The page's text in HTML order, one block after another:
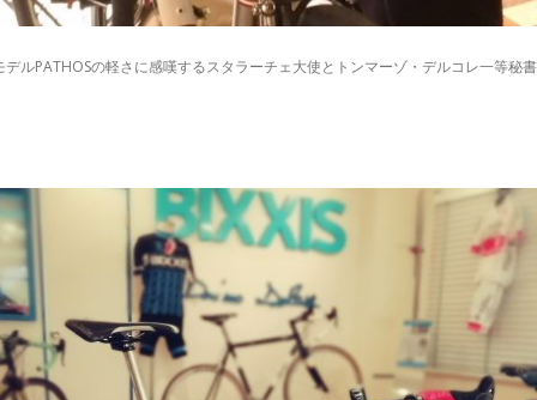
デルPATHOSの軽さに感嘆するスタラーチェ大使とトンマーゾ・デルコレ一等秘